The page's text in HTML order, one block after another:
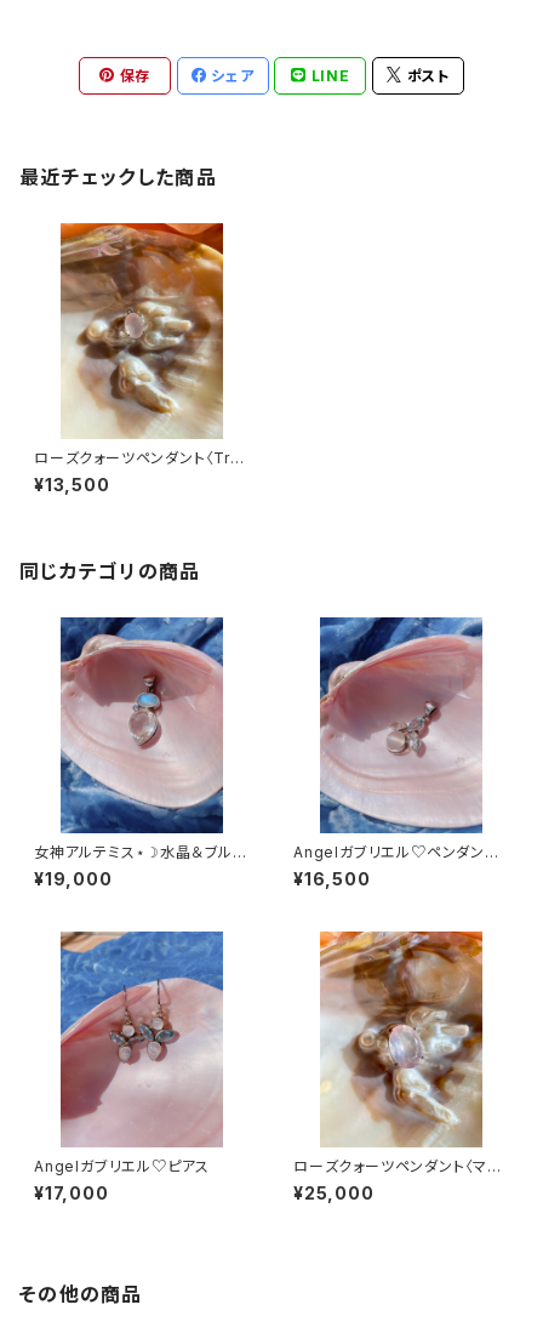
保存 シェア LINE ポスト
最近チェックした商品
ローズクォーツペンダント〈Tru
e Love〉
¥13,500
同じカテゴリの商品
女神アルテミス⋆☽水晶＆ブルー
ムーンストーン＆アイオライト
¥19,000
Angelガブリエル♡ペンダン
ト〜ムーンストーン＆ブルートパ
ーズ
¥16,500
Angelガブリエル♡ピアス
¥17,000
ローズクォーツペンダント〈マリ
アの愛〉
¥25,000
その他の商品